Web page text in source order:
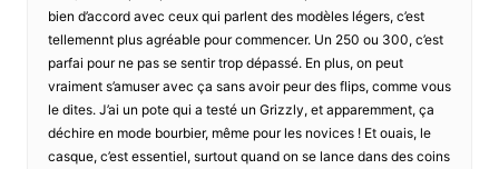
bien d’accord avec ceux qui parlent des modèles légers, c’est
tellemennt plus agréable pour commencer. Un 250 ou 300, c’est
parfai pour ne pas se sentir trop dépassé. En plus, on peut
vraiment s’amuser avec ça sans avoir peur des flips, comme vous
le dites. J’ai un pote qui a testé un Grizzly, et apparemment, ça
déchire en mode bourbier, même pour les novices ! Et ouais, le
casque, c’est essentiel, surtout quand on se lance dans des coins